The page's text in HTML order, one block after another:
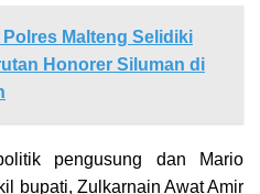
Malteng Selidiki
Honorer Siluman di
pengusung dan Mario
bupati, Zulkarnain Awat Amir